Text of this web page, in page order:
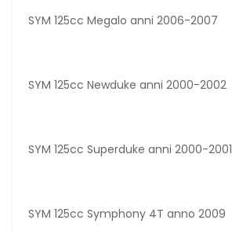
SYM 125cc Megalo anni 2006-2007
SYM 125cc Newduke anni 2000-2002
SYM 125cc Superduke anni 2000-2001
SYM 125cc Symphony 4T anno 2009